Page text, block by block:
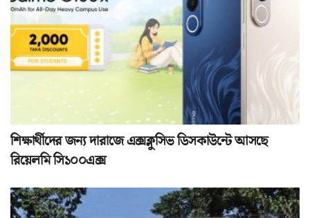
শিক্ষার্থীদের জন্য দারাজে এক্সক্লুসিভ ডিসকাউন্টে আসছে
রিয়েলমি সি১০০এক্স